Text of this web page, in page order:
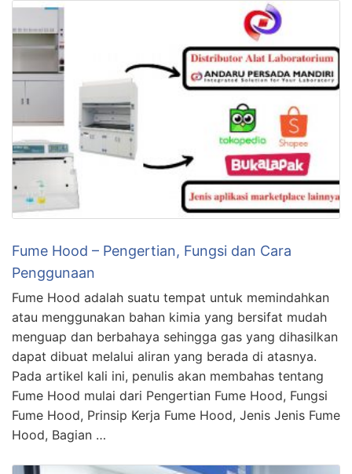
Fume Hood – Pengertian, Fungsi dan Cara
Penggunaan
Fume Hood adalah suatu tempat untuk memindahkan
atau menggunakan bahan kimia yang bersifat mudah
menguap dan berbahaya sehingga gas yang dihasilkan
dapat dibuat melalui aliran yang berada di atasnya.
Pada artikel kali ini, penulis akan membahas tentang
Fume Hood mulai dari Pengertian Fume Hood, Fungsi
Fume Hood, Prinsip Kerja Fume Hood, Jenis Jenis Fume
Hood, Bagian …